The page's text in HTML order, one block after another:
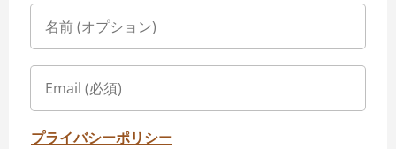
プライバシーポリシー